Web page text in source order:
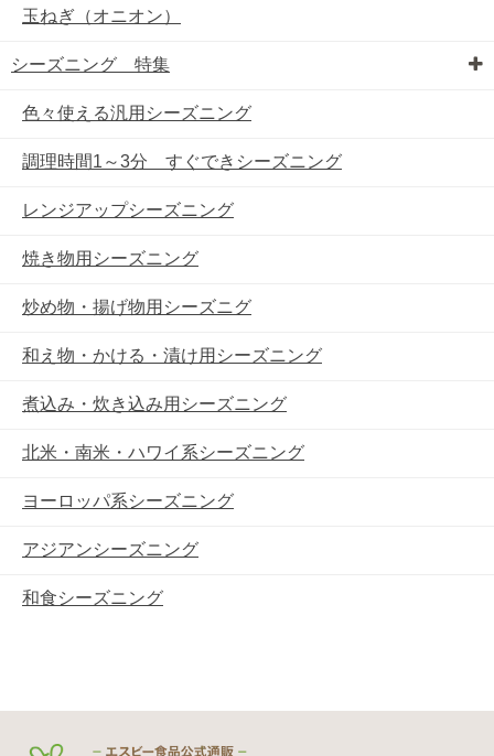
玉ねぎ（オニオン）
シーズニング 特集
色々使える汎用シーズニング
調理時間1～3分 すぐできシーズニング
レンジアップシーズニング
焼き物用シーズニング
炒め物・揚げ物用シーズニグ
和え物・かける・漬け用シーズニング
煮込み・炊き込み用シーズニング
北米・南米・ハワイ系シーズニング
ヨーロッパ系シーズニング
アジアンシーズニング
和食シーズニング